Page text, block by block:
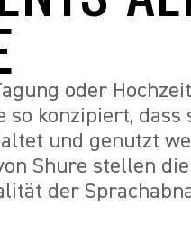
oder
so konzipiert,
und genutzt
Shure stellen
der